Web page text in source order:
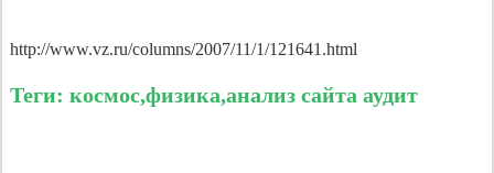
http://www.vz.ru/columns/2007/11/1/121641.html
Теги: космос,физика,анализ сайта аудит